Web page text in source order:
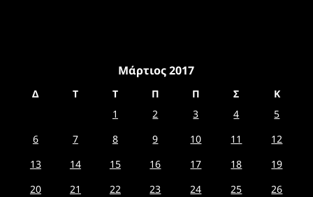
Μάρτιος 2017
Δ Τ Τ Π Π Σ
Κ
1
2 3 4
5
6
7 8 9 10 11
12
13
14 15 16 17 18
19
20
21 22 23 24 25
26